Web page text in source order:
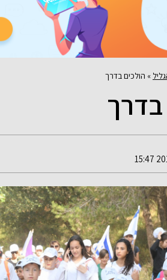
» הולכים בדרך
בדרך